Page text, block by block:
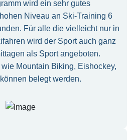
wird ein sehr gutes
Niveau an Ski-Training 6
Für alle die vielleicht nur in
wird der Sport auch ganz
als Sport angeboten.
Mountain Biking, Eishockey,
belegt werden.